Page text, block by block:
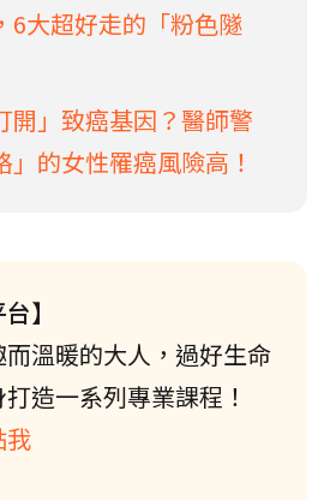
6大超好走的「粉色隧
開」致癌基因？醫師警
」的女性罹癌風險高！
】
溫暖的大人，過好生命
造一系列專業課程！
我